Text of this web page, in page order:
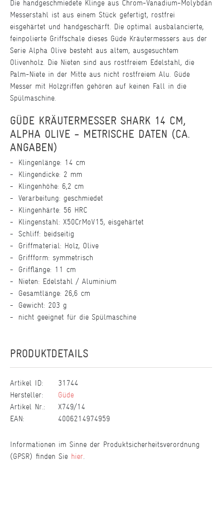
Die handgeschmiedete Klinge aus Chrom-Vanadium-Molybdän
Messerstahl ist aus einem Stück gefertigt, rostfrei
eisgehärtet und handgeschärft. Die optimal ausbalancierte,
feinpolierte Griffschale dieses Güde Kräutermessers aus der
Serie Alpha Olive besteht aus altem, ausgesuchtem
Olivenholz. Die Nieten sind aus rostfreiem Edelstahl, die
Palm-Niete in der Mitte aus nicht rostfreiem Alu. Güde
Messer mit Holzgriffen gehören auf keinen Fall in die
Spülmaschine.
GÜDE KRÄUTERMESSER SHARK 14 CM,
ALPHA OLIVE - METRISCHE DATEN (CA.
ANGABEN)
Klingenlänge: 14 cm
Klingendicke: 2 mm
Klingenhöhe: 6,2 cm
Verarbeitung: geschmiedet
Klingenhärte: 56 HRC
Klingenstahl: X50CrMoV15, eisgehärtet
Schliff: beidseitig
Griffmaterial: Holz, Olive
Griffform: symmetrisch
Grifflänge: 11 cm
Nieten: Edelstahl / Aluminium
Gesamtlänge: 26,6 cm
Gewicht: 203 g
nicht geeignet für die Spülmaschine
PRODUKTDETAILS
Artikel ID:
31744
Hersteller:
Güde
Artikel Nr.:
X749/14
EAN:
4006214974959
Informationen im Sinne der Produktsicherheitsverordnung
(GPSR) finden Sie hier